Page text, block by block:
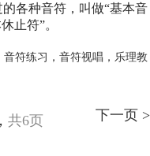
各种音符，叫做“基本音
止符”。
音符练习 ， 音符视唱， 乐理教
共6页 下一页 >